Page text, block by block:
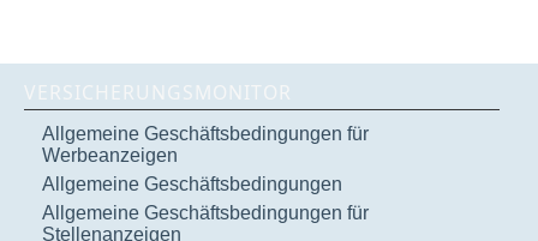
VERSICHERUNGSMONITOR
Allgemeine Geschäftsbedingungen für
Werbeanzeigen
Allgemeine Geschäftsbedingungen
Allgemeine Geschäftsbedingungen für
Stellenanzeigen